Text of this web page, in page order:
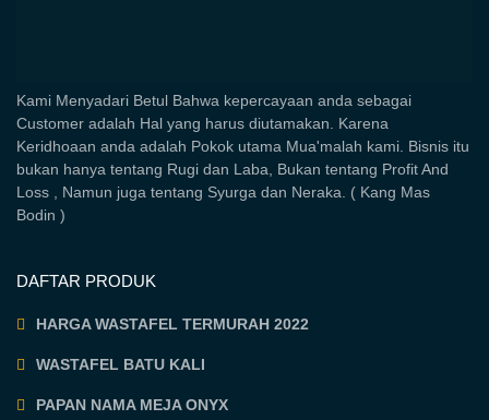
Kami Menyadari Betul Bahwa kepercayaan anda sebagai
Customer adalah Hal yang harus diutamakan. Karena
Keridhoaan anda adalah Pokok utama Mua'malah kami. Bisnis itu
bukan hanya tentang Rugi dan Laba, Bukan tentang Profit And
Loss , Namun juga tentang Syurga dan Neraka. ( Kang Mas
Bodin )
DAFTAR PRODUK
HARGA WASTAFEL TERMURAH 2022
WASTAFEL BATU KALI
PAPAN NAMA MEJA ONYX